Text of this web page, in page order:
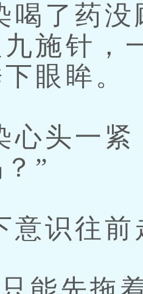
了药没
施针，
眼眸。
头一紧
”
识往前